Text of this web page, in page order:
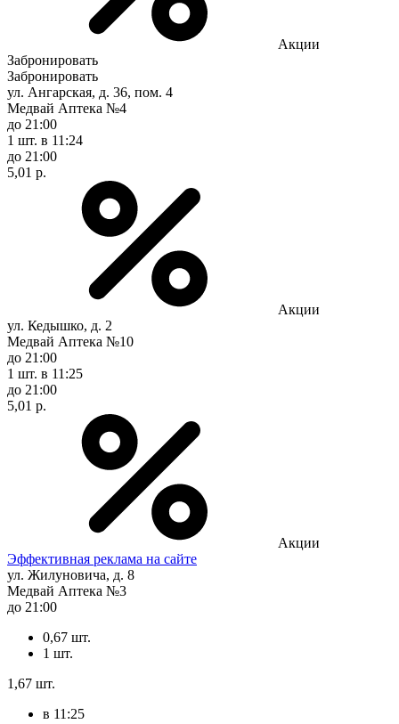
Акции
Забронировать
Забронировать
ул. Ангарская, д. 36, пом. 4
Медвай Аптека №4
до 21:00
1 шт. в 11:24
до 21:00
5,01 р.
Акции
ул. Кедышко, д. 2
Медвай Аптека №10
до 21:00
1 шт. в 11:25
до 21:00
5,01 р.
Акции
Эффективная реклама на сайте
ул. Жилуновича, д. 8
Медвай Аптека №3
до 21:00
0,67 шт.
1 шт.
1,67 шт.
в 11:25